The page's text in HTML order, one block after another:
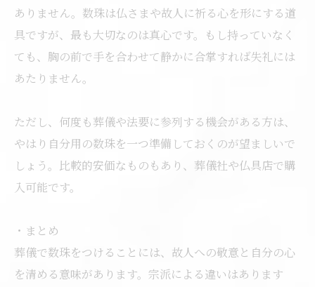
ありません。数珠は仏さまや故人に祈る心を形にする道
具ですが、最も大切なのは真心です。もし持っていなく
ても、胸の前で手を合わせて静かに合掌すれば失礼には
あたりません。
ただし、何度も葬儀や法要に参列する機会がある方は、
やはり自分用の数珠を一つ準備しておくのが望ましいで
しょう。比較的安価なものもあり、葬儀社や仏具店で購
入可能です。
・まとめ
葬儀で数珠をつけることには、故人への敬意と自分の心
を清める意味があります。宗派による違いはあります